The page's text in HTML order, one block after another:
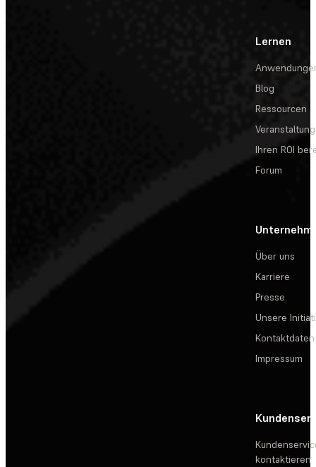
Lernen
Blog
Ressourcen
Ihren ROI
Forum
Über uns
Karriere
Presse
Unsere
Kontaktdaten
Impressum
kontaktieren